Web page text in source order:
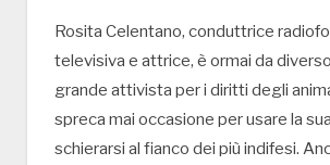
Rosita Celentano, conduttrice
televisiva e attrice, è ormai da
grande attivista per i diritti degli
spreca mai occasione per usare la
schierarsi al fianco dei più indifesi.